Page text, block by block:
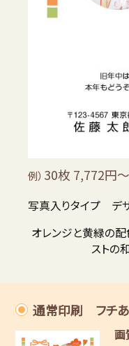
例） 30枚 7,772円～
写真入りタイプ デ
オレンジと黄緑の
ストの
通常印刷 フチ
画